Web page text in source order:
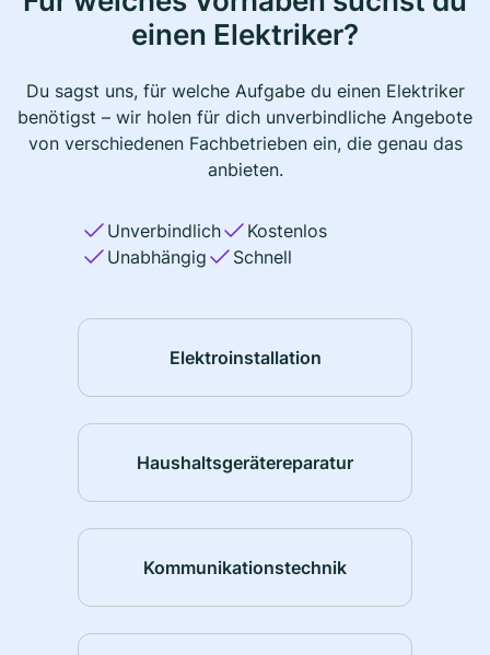
einen Elektriker?
Du sagst uns, für welche Aufgabe du einen Elektriker
benötigst – wir holen für dich unverbindliche Angebote
von verschiedenen Fachbetrieben ein, die genau das
anbieten.
Unverbindlich
Kostenlos
Unabhängig
Schnell
Elektroinstallation
Haushaltsgerätereparatur
Kommunikationstechnik